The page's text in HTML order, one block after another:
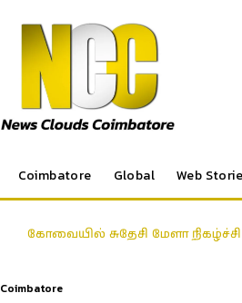
Coimbatore Global Web
கோவையில் சுதேசி மேளா நிகழ்ச்சி
Coimbatore